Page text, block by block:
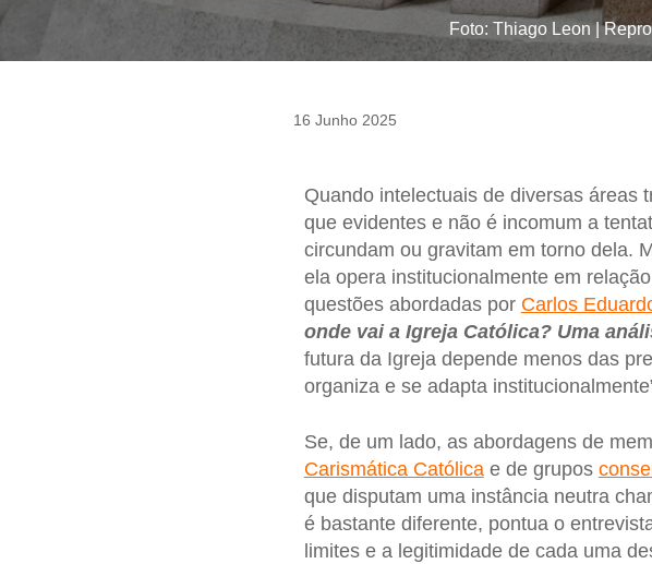
Foto: Thiago Leon |
16 Junho 2025
Quando intelectuais de diversas áreas
que evidentes e não é incomum a
circundam ou gravitam em torno dela.
ela opera institucionalmente em
questões abordadas por Carlos
onde vai a Igreja Católica? Uma
futura da Igreja depende menos das
organiza e se adapta
Se, de um lado, as abordagens de
Carismática Católicae de grupos
que disputam uma instância neutra
é bastante diferente, pontua o
limites e a legitimidade de cada uma